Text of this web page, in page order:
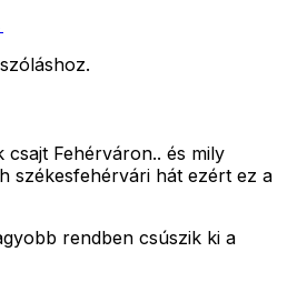
Fehérváron.. és mily
székesfehérvári hát ezért ez a
rendben csúszik ki a